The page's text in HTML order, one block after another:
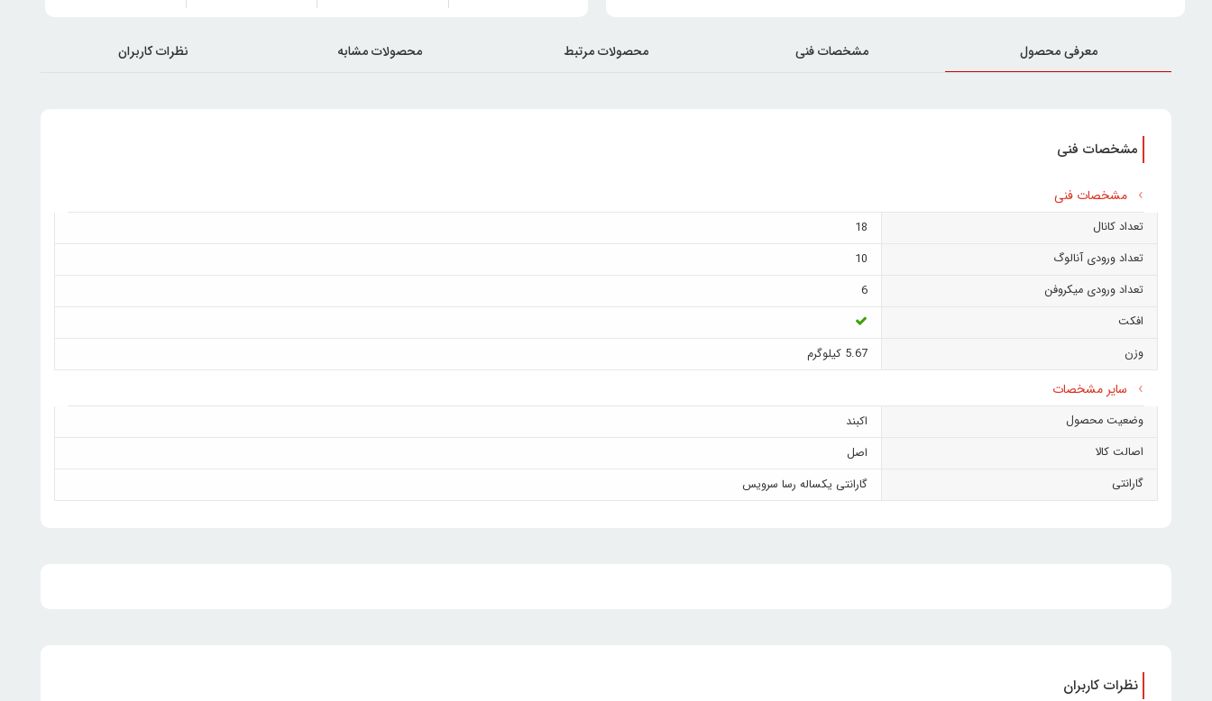
معرفی محصول مشخصات فنی محصولات مرتبط محصولات مشابه نظرات کاربران
مشخصات فنی
مشخصات فنی
تعداد کانال
18
تعداد ورودی آنالوگ
10
تعداد ورودی میکروفن
6
افکت
وزن
5.67 کیلوگرم
سایر مشخصات
وضعیت محصول
اکبند
اصالت کالا
اصل
گارانتی
گارانتی یکساله رسا سرویس
نظرات کاربران